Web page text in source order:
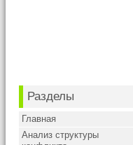
Разделы
Главная
Анализ структуры